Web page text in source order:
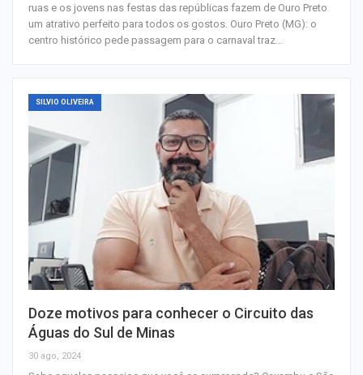
ruas e os jovens nas festas das repúblicas fazem de Ouro Preto
um atrativo perfeito para todos os gostos. Ouro Preto (MG): o
centro histórico pede passagem para o carnaval traz…
SILVIO OLIVEIRA
Doze motivos para conhecer o Circuito das
Águas do Sul de Minas
30 ago, 2024